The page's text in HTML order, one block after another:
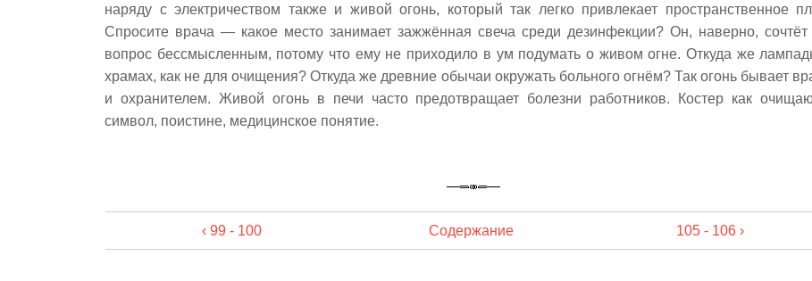
наряду с электричеством также и живой огонь, который так легко привлекает пространственное
Спросите врача — какое место занимает зажжённая свеча среди дезинфекции? Он, наверно, сочтёт
вопрос бессмысленным, потому что ему не приходило в ум подумать о живом огне. Откуда же
храмах, как не для очищения? Откуда же древние обычаи окружать больного огнём? Так огонь бывает
и охранителем. Живой огонь в печи часто предотвращает болезни работников. Костер как
символ, поистине, медицинское понятие.
‹ 99 - 100 Содержание 105 - 106 ›